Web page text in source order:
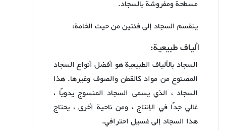
مسطحة ومفروشة بالسجاد.
ينقسم السجاد إلى فئتين من حيث الخامة:
ألياف طبيعية:
السجاد بالألياف الطبيعية هو أفضل أنواع السجاد
المصنوع من مواد كالقطن والصوف وغيرها. هذا
السجاد ، الذي يسمى السجاد المنسوج يدويًا ،
غالي جدًا في الإنتاج ، ومن ناحية أخرى ، يحتاج
هذا السجاد إلى غسيل احترافي.